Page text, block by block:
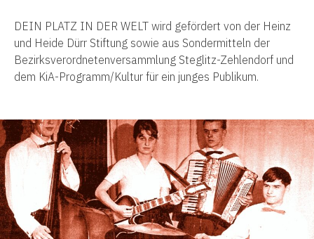
DEIN PLATZ IN DER WELT wird gefördert von der Heinz
und Heide Dürr Stiftung sowie aus Sondermitteln der
Bezirksverordnetenversammlung Steglitz-Zehlendorf und
dem KiA-Programm/Kultur für ein junges Publikum.